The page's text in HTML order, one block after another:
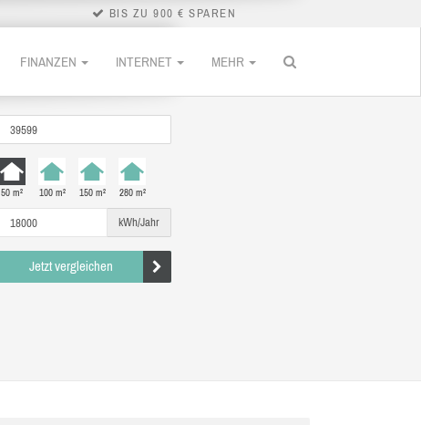
BIS ZU 900 € SPAREN
FINANZEN INTERNET MEHR
50 m² 100 m² 150 m² 280 m²
kWh/Jahr
Jetzt vergleichen